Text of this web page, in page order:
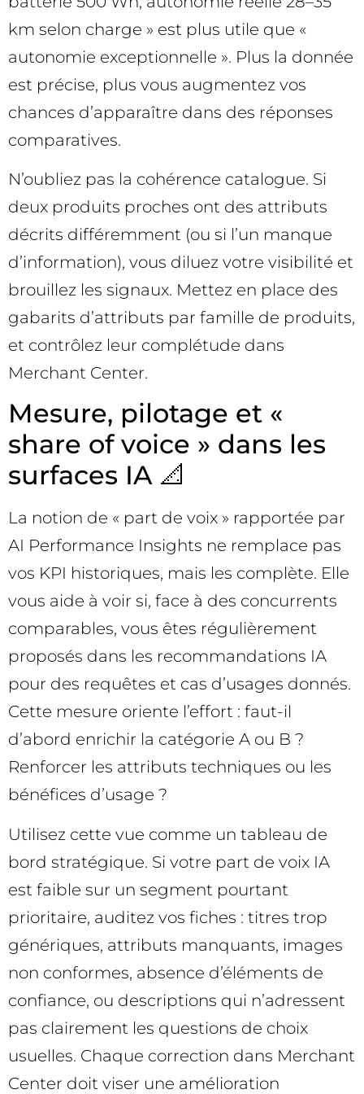
km selon charge » est plus utile que «
autonomie exceptionnelle ». Plus la donnée
est précise, plus vous augmentez vos
chances d’apparaître dans des réponses
comparatives.
N’oubliez pas la cohérence catalogue. Si
deux produits proches ont des attributs
décrits différemment (ou si l’un manque
d’information), vous diluez votre visibilité et
brouillez les signaux. Mettez en place des
gabarits d’attributs par famille de produits,
et contrôlez leur complétude dans
Merchant Center.
Mesure, pilotage et «
share of voice » dans les
surfaces IA 📐
La notion de « part de voix » rapportée par
AI Performance Insights ne remplace pas
vos KPI historiques, mais les complète. Elle
vous aide à voir si, face à des concurrents
comparables, vous êtes régulièrement
proposés dans les recommandations IA
pour des requêtes et cas d’usages donnés.
Cette mesure oriente l’effort : faut-il
d’abord enrichir la catégorie A ou B ?
Renforcer les attributs techniques ou les
bénéfices d’usage ?
Utilisez cette vue comme un tableau de
bord stratégique. Si votre part de voix IA
est faible sur un segment pourtant
prioritaire, auditez vos fiches : titres trop
génériques, attributs manquants, images
non conformes, absence d’éléments de
confiance, ou descriptions qui n’adressent
pas clairement les questions de choix
usuelles. Chaque correction dans Merchant
Center doit viser une amélioration